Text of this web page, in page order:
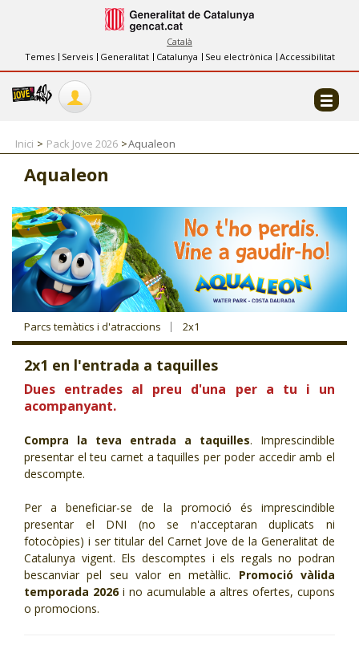
Català
Temes
Serveis Generalitat Catalunya Seu electrònica Accessibilitat
INFORMACIÓ
FES-TE EL CJ
COL·LABORADORS
CJ ADOLESCENTS
CJ EMANCIPACIÓ
CJ SALUT
CJ INTERNACIONAL
CJ LOCAL
Inici Pack Jove 2026 Aqualeon
Aqualeon
Parcs temàtics i d'atraccions 2x1
2x1 en l'entrada a taquilles
Dues entrades al preu d'una per a tu i un
acompanyant.
Compra la teva entrada a taquilles. Imprescindible
presentar el teu carnet a taquilles per poder accedir amb el
descompte.
Per a beneficiar-se de la promoció és imprescindible
presentar el DNI (no se n'acceptaran duplicats ni
fotocòpies) i ser titular del Carnet Jove de la Generalitat de
Catalunya vigent. Els descomptes i els regals no podran
bescanviar pel seu valor en metàl·lic. Promoció vàlida
temporada 2026 i no acumulable a altres ofertes, cupons
o promocions.